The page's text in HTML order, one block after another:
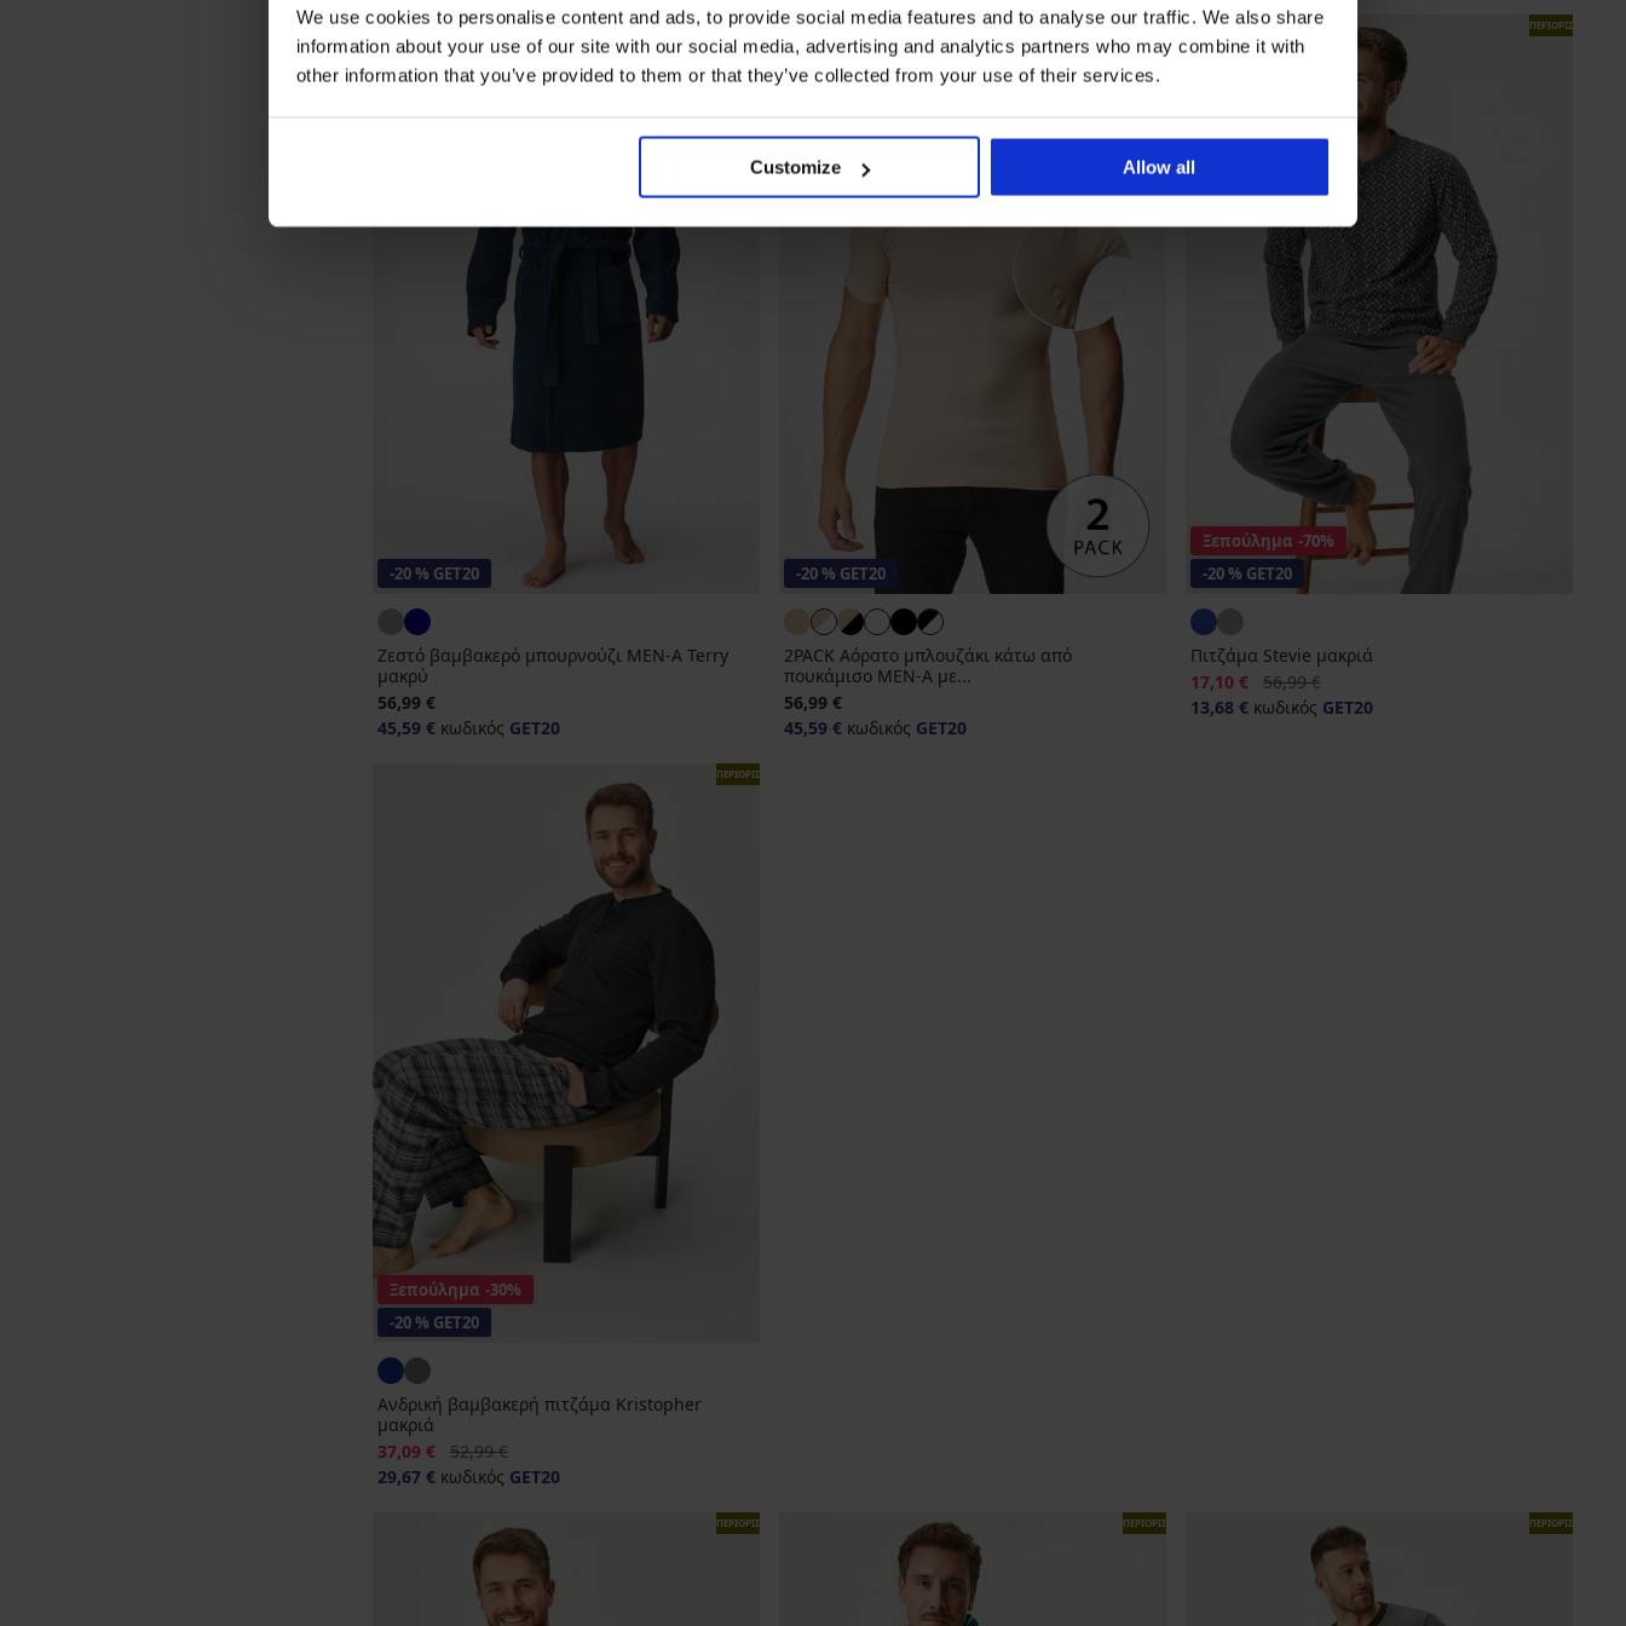
We use cookies to personalise content and ads, to provide social media features and to analyse our traffic. We also share
information about your use of our site with our social media, advertising and analytics partners who may combine it with
other information that you’ve provided to them or that they’ve collected from your use of their services.
Customize Allow all
-20 % GET20
Ζεστό βαμβακερό μπουρνούζι MEN-A Terry
μακρύ
56,99 €
45,59 € κωδικός GET20
-20 % GET20
2PACK Αόρατο μπλουζάκι κάτω από
πουκάμισο MEN-A με...
56,99 €
45,59 €κωδικός GET20
ΠΕΡΙΟΡΙΣΜΕΝΑ
Ξεπούλημα -70%
-20 % GET20
Πιτζάμα Stevie μακριά
Έκπτωση
17,10 € Αρχική τιμή
56,99 €
13,68 €κωδικός GET20
ΠΕΡΙΟΡΙΣΜΕΝΑ
Ξεπούλημα -30%
-20 % GET20
Ανδρική βαμβακερή πιτζάμα Kristopher
μακριά
Έκπτωση
37,09 € Αρχική τιμή
52,99 €
29,67 € κωδικός GET20
ΠΕΡΙΟΡΙΣΜΕΝΑ ΠΕΡΙΟΡΙΣΜΕΝΑ ΠΕΡΙΟΡΙΣΜΕΝΑ